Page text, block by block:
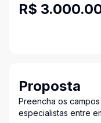
R$
Proposta
Preencha os
especialistas entre